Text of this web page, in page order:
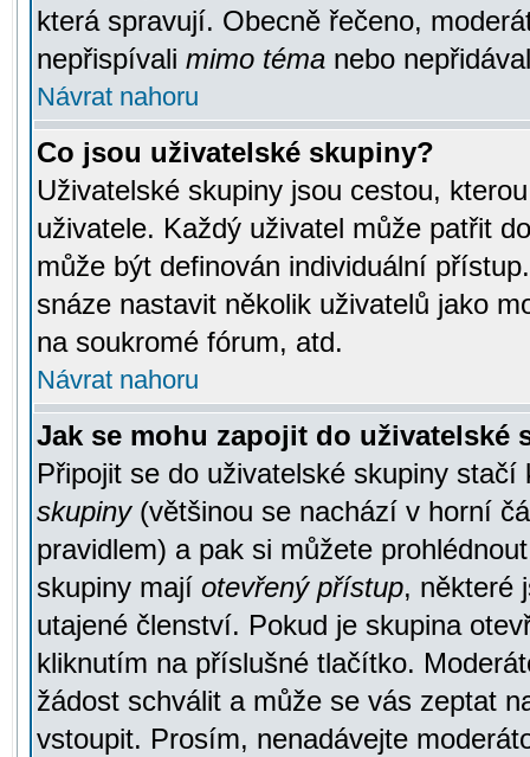
která spravují. Obecně řečeno,
nepřispívali mimo téma nebo
Návrat nahoru
Co jsou uživatelské skupiny?
Uživatelské skupiny jsou cestou,
uživatele. Každý uživatel může patřit
může být definován individuální
snáze nastavit několik uživatelů jako
na soukromé fórum, atd.
Návrat nahoru
Jak se mohu zapojit do uživatelské
Připojit se do uživatelské skupiny
skupiny(většinou se nachází v horní
pravidlem) a pak si můžete
skupiny mají otevřený přístup, některé
utajené členství. Pokud je skupina
kliknutím na příslušné tlačítko.
žádost schválit a může se vás zeptat
vstoupit. Prosím, nenadávejte